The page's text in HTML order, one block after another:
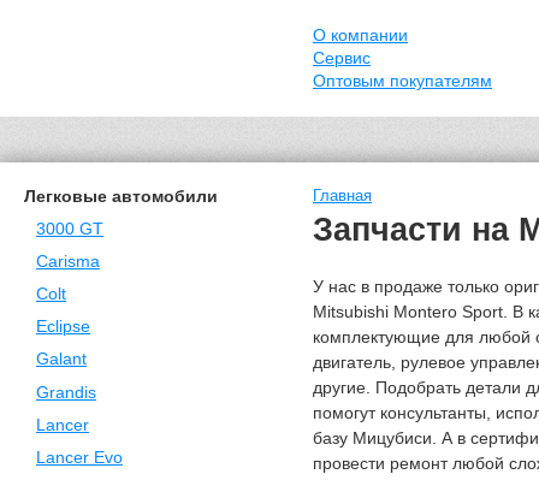
О компании
Сервис
Оптовым покупателям
Легковые автомобили
3000 GT
Carisma
Colt
Eclipse
Galant
Grandis
Lancer
Lancer Evo
Главная
Запчасти на
У нас в продаже только
Mitsubishi Montero Sport. В
комплектующие для любой
двигатель, рулевое
другие. Подобрать детали
помогут консультанты,
базу Мицубиси. А в
провести ремонт любой